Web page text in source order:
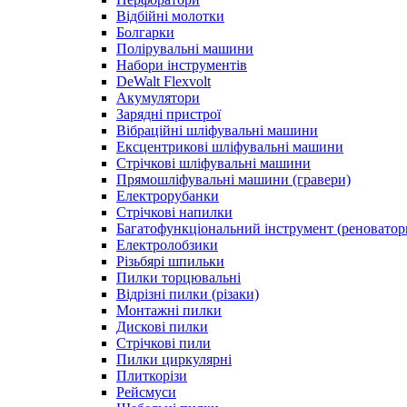
Відбійні молотки
Болгарки
Полірувальні машини
Набори інструментів
DeWalt Flexvolt
Акумулятори
Зарядні пристрої
Вібраційні шліфувальні машини
Ексцентрикові шліфувальні машини
Стрічкові шліфувальні машини
Прямошліфувальні машини (гравери)
Електрорубанки
Стрічкові напилки
Багатофункціональний інструмент
Електролобзики
Різьбярі шпильки
Пилки торцювальні
Відрізні пилки (різаки)
Монтажні пилки
Дискові пилки
Стрічкові пили
Пилки циркулярні
Плиткорізи
Рейсмуси